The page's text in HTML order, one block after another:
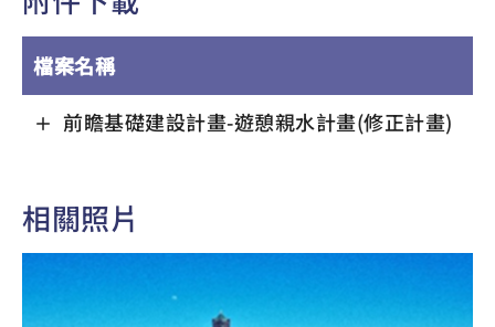
檔案名稱
前瞻基礎建設計畫-遊憩親水計畫(修正計畫)
相關照片